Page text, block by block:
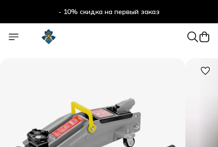
- 10% скидка на первый заказ